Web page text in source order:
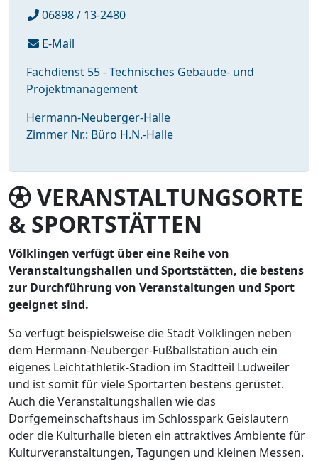
06898 / 13-2480
E-Mail
Fachdienst 55 - Technisches Gebäude- und
Projektmanagement
Hermann-Neuberger-Halle
Zimmer Nr.: Büro H.N.-Halle
VERANSTALTUNGSORTE
& SPORTSTÄTTEN
Völklingen verfügt über eine Reihe von
Veranstaltungshallen und Sportstätten, die bestens
zur Durchführung von Veranstaltungen und Sport
geeignet sind.
So verfügt beispielsweise die Stadt Völklingen neben
dem Hermann-Neuberger-Fußballstation auch ein
eigenes Leichtathletik-Stadion im Stadtteil Ludweiler
und ist somit für viele Sportarten bestens gerüstet.
Auch die Veranstaltungshallen wie das
Dorfgemeinschaftshaus im Schlosspark Geislautern
oder die Kulturhalle bieten ein attraktives Ambiente für
Kulturveranstaltungen, Tagungen und kleinen Messen.